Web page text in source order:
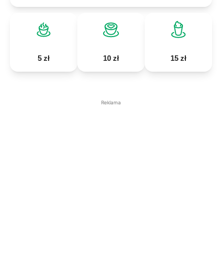
5 zł 10 zł 15 zł
Reklama